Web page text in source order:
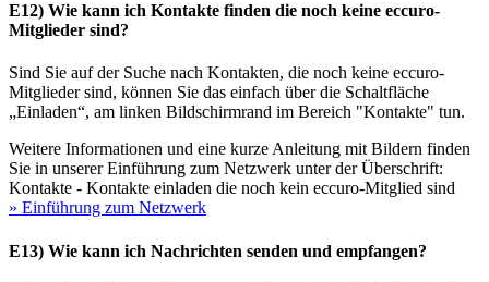
E12) Wie kann ich Kontakte finden die noch keine eccuro-
Mitglieder sind?
Sind Sie auf der Suche nach Kontakten, die noch keine eccuro-
Mitglieder sind, können Sie das einfach über die Schaltfläche
„Einladen“, am linken Bildschirmrand im Bereich "Kontakte" tun.
Weitere Informationen und eine kurze Anleitung mit Bildern finden
Sie in unserer Einführung zum Netzwerk unter der Überschrift:
Kontakte - Kontakte einladen die noch kein eccuro-Mitglied sind
» Einführung zum Netzwerk
E13) Wie kann ich Nachrichten senden und empfangen?